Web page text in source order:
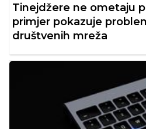
Tinejdžere ne ometaju
primjer pokazuje
društvenih mreža